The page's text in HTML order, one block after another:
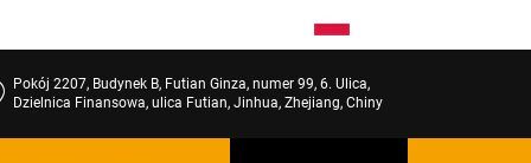
Pokój 2207, Budynek B, Futian Ginza, numer 99, 6. Ulica,
Dzielnica Finansowa, ulica Futian, Jinhua, Zhejiang, Chiny